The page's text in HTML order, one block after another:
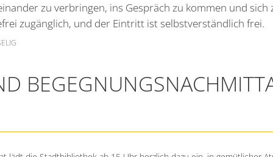
zu verbringen, ins Gespräch zu kommen und sich
zugänglich, und der Eintritt ist selbstverständlich frei.